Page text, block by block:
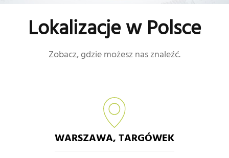
Lokalizacje w Polsce
Zobacz, gdzie możesz nas znaleźć.
WARSZAWA, TARGÓWEK